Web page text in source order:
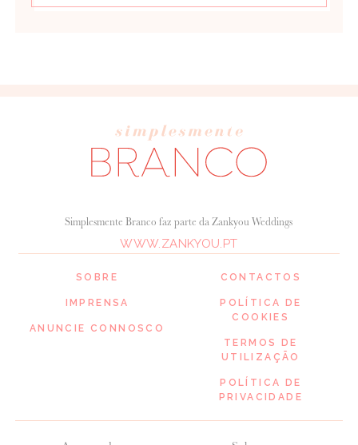
SOBRE
IMPRENSA
ANUNCIE CONNOSCO
Simplesmente Branco faz parte da Zankyou Weddings
WWW.ZANKYOU.PT
CONTACTOS
POLÍTICA DE
COOKIES
TERMOS DE
UTILIZAÇÃO
POLÍTICA DE
PRIVACIDADE